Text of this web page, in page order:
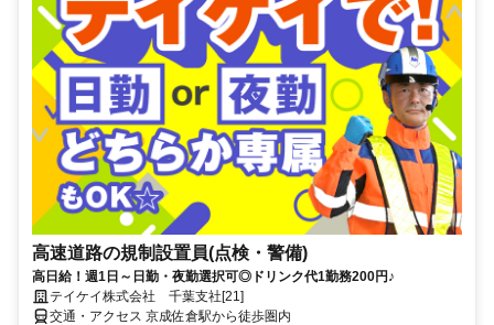
高速道路の規制設置員(点検・警備)
高日給！週1日～日勤・夜勤選択可◎ドリンク代1勤務200円♪
テイケイ株式会社 千葉支社[21]
交通・アクセス 京成佐倉駅から徒歩圏内